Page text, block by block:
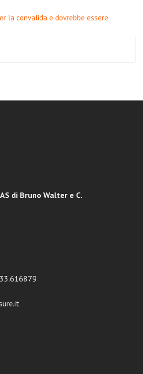
la convalida e dovrebbe essere
di Bruno Walter e C.